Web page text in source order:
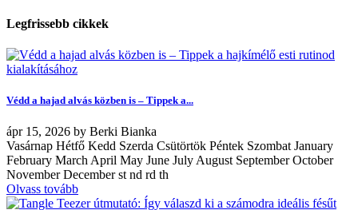
Legfrissebb cikkek
Védd a hajad alvás közben is – Tippek a...
ápr 15, 2026 by Berki Bianka
Vasárnap Hétfő Kedd Szerda Csütörtök Péntek Szombat January
February March April May June July August September October
November December st nd rd th
Olvass tovább